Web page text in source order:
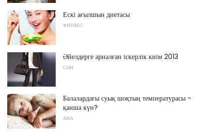
Ескі ағылшын диетасы
ФИТНЕС
Әйелдерге арналған іскерлік киім 2013
СӘН
Балалардағы суық шоқтың температурасы -
қанша күн?
АНА